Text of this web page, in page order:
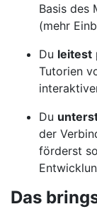
Basis des
(mehr
Du leitest
Tutorien
Du
der
förderst
Das